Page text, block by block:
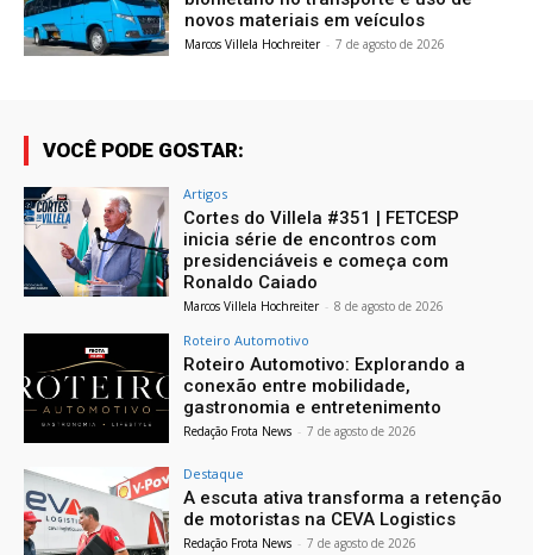
novos materiais em veículos
Marcos Villela Hochreiter - 7 de agosto de 2026
VOCÊ PODE GOSTAR:
Artigos
Cortes do Villela #351 | FETCESP
inicia série de encontros com
presidenciáveis e começa com
Ronaldo Caiado
Marcos Villela Hochreiter - 8 de agosto de 2026
Roteiro Automotivo
Roteiro Automotivo: Explorando a
conexão entre mobilidade,
gastronomia e entretenimento
Redação Frota News - 7 de agosto de 2026
Destaque
A escuta ativa transforma a retenção
de motoristas na CEVA Logistics
Redação Frota News - 7 de agosto de 2026